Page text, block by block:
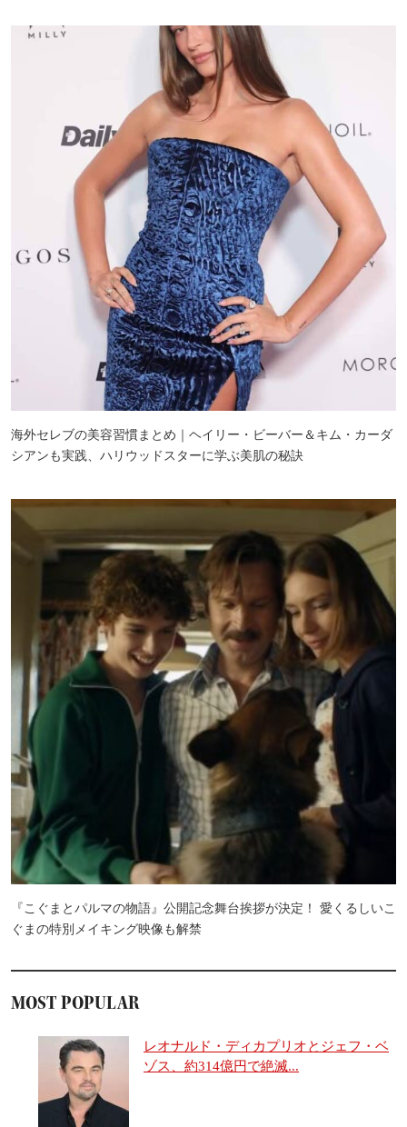
海外セレブの美容習慣まとめ｜ヘイリー・ビーバー＆キム・カーダ
シアンも実践、ハリウッドスターに学ぶ美肌の秘訣
『こぐまとパルマの物語』公開記念舞台挨拶が決定！ 愛くるしいこ
ぐまの特別メイキング映像も解禁
MOST POPULAR
レオナルド・ディカプリオとジェフ・ベ
ゾス、約314億円で絶滅...